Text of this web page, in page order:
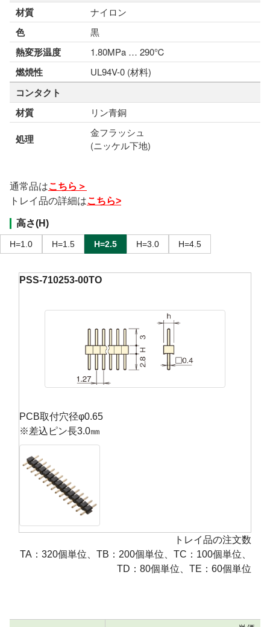
材質
ナイロン
色 黒
熱変形温度 1.80MPa … 290℃
燃焼性 UL94V-0 (材料)
コンタクト
材質
リン青銅
処理
金フラッシュ
(ニッケル下地)
通常品はこちら＞
トレイ品の詳細はこちら>
高さ(H)
H=1.0 H=1.5 H=2.5 H=3.0 H=4.5
PSS-710253-00TO
PCB取付穴径φ0.65
※差込ピン長3.0㎜
トレイ品の注文数
TA：320個単位、TB：200個単位、TC：100個単位、
TD：80個単位、TE：60個単位